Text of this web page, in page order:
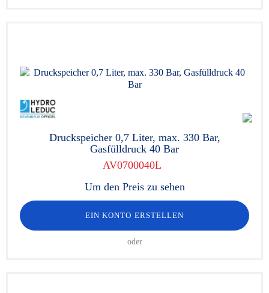
Druckspeicher 0,7 Liter, max. 330 Bar,
Gasfülldruck 40 Bar
AV0700040L
Um den Preis zu sehen
EIN KONTO ERSTELLEN
oder